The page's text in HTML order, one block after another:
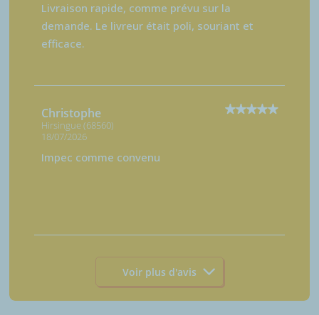
Livraison rapide, comme prévu sur la
demande. Le livreur était poli, souriant et
efficace.
Christophe
Hirsingue (68560)
18/07/2026
Impec comme convenu
Voir plus d'avis